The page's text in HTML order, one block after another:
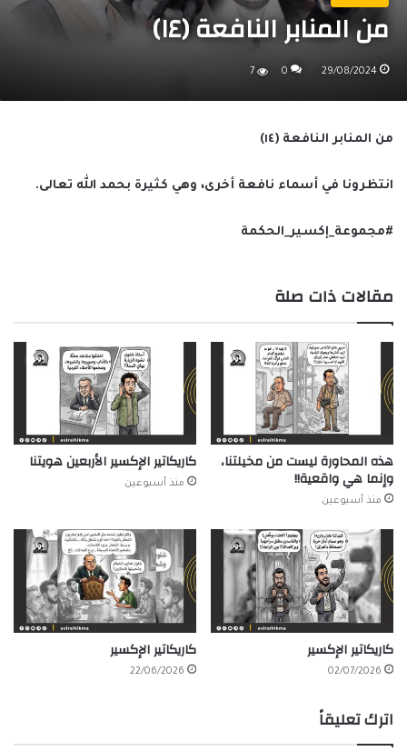
من المنابر النافعة (١٤)
29/08/2024
0
7
من المنابر النافعة (١٤)
انتظرونا في أسماء نافعة أخرى، وهي كثيرة بحمد الله تعالى.
#مجموعة_إكسير_الحكمة
مقالات ذات صلة
هذه المحاورة ليست من مخيلتنا،
وإنما هي واقعية!!
منذ أسبوعين
كاريكاتير الإكسير الأربعين هويتنا
منذ أسبوعين
كاريكاتير الإكسير
02/07/2026
كاريكاتير الإكسير
22/06/2026
اترك تعليقاً